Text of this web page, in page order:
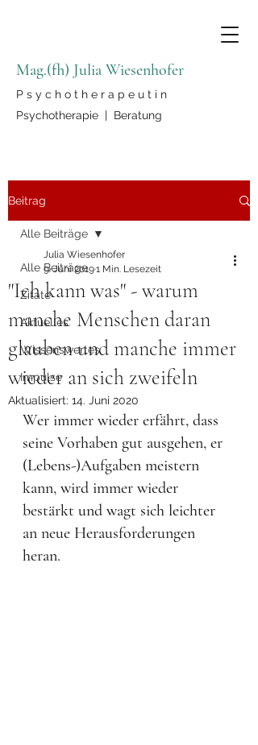
Mag.(fh) Julia Wiesenhofer
P s y c h o t h e r a p e u t i n
Psychotherapie | Beratung
Beitrag
Alle Beiträge
Zitate
Aktuelles
Wissenswertes
Impulse
Alle Beiträge
"Ich kann was" - warum
manche Menschen daran
glauben und manche immer
wieder an sich zweifeln
Julia Wiesenhofer
9. Juni 20191 Min. Lesezeit
Aktualisiert: 14. Juni 2020
Wer immer wieder erfährt, dass
seine Vorhaben gut ausgehen, er
(Lebens-)Aufgaben meistern
kann, wird immer wieder
bestärkt und wagt sich leichter
an neue Herausforderungen
heran.